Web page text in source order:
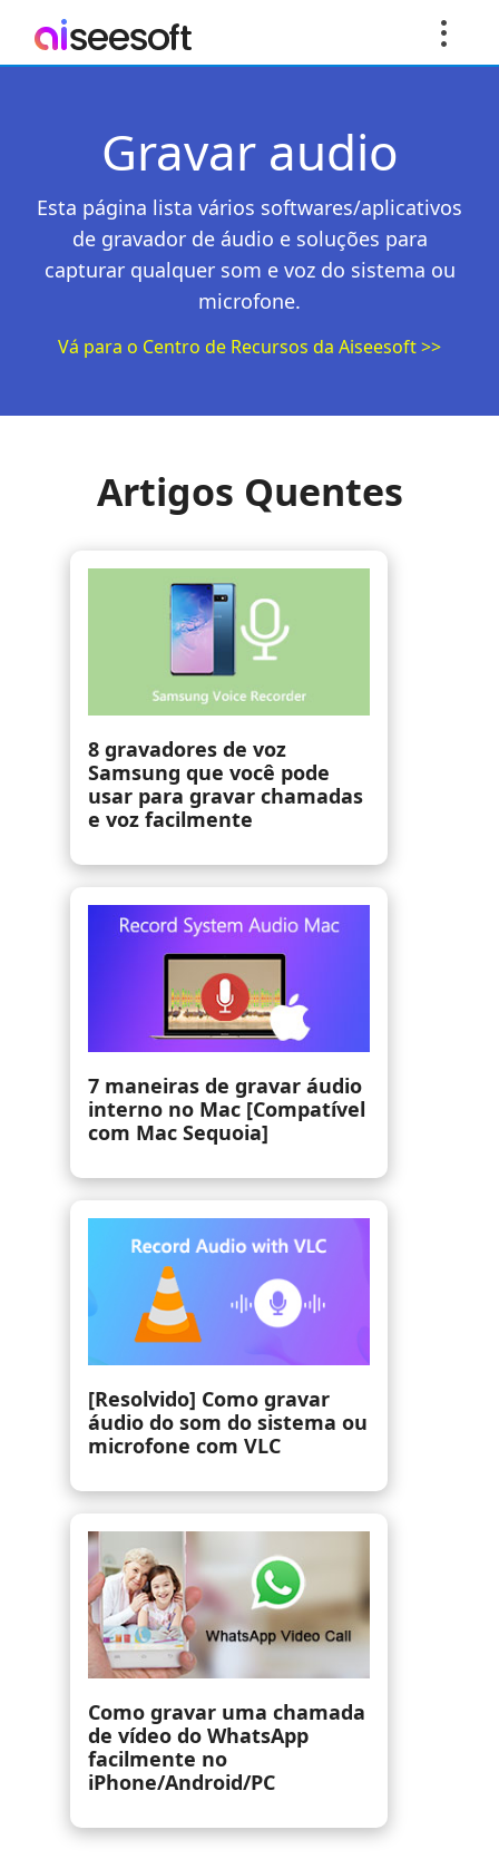
Gravar audio
Esta página lista vários softwares/aplicativos
de gravador de áudio e soluções para
capturar qualquer som e voz do sistema ou
microfone.
Vá para o Centro de Recursos da Aiseesoft >>
Artigos Quentes
3 maneiras fáceis de gravar
áudio no iPhone sem perda
de qualidade
áudio interno no Windows
11 a 7
fazer uma narração no
iMovie (atualizado em 2025)
- 5 principais capturas de
áudio do Android